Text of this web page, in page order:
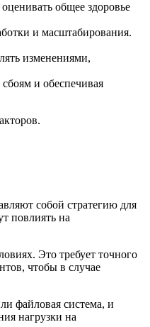
общее здоровье
и масштабирования.
изменениями,
и обеспечивая
собой стратегию для
повлиять на
Это требует точного
чтобы в случае
файловая система, и
нагрузки на